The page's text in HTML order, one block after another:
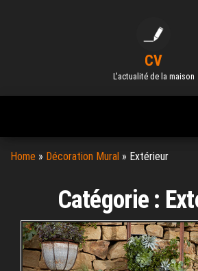
CV
L'actualité de la maison
Home » Décoration Mural » Extérieur
Catégorie :